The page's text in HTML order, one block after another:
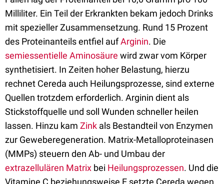
Milliliter. Ein Teil der Erkrankten bekam jedoch Drinks
mit spezieller Zusammensetzung. Rund 15 Prozent
des Proteinanteils entfiel aufArginin. Die
semiessentielle Aminosäure wird zwar vom Körper
synthetisiert. In Zeiten hoher Belastung, hierzu
rechnet Cereda auch Heilungsprozesse, sind externe
Quellen trotzdem erforderlich. Arginin dient als
Stickstoffquelle und soll Wunden schneller heilen
lassen. Hinzu kam Zink als Bestandteil von Enzymen
zur Geweberegeneration. Matrix-Metalloproteinasen
(MMPs) steuern den Ab- und Umbau der
extrazellulären Matrix bei Heilungsprozessen. Und die
Vitamine C beziehungsweise E setzte Cereda wegen